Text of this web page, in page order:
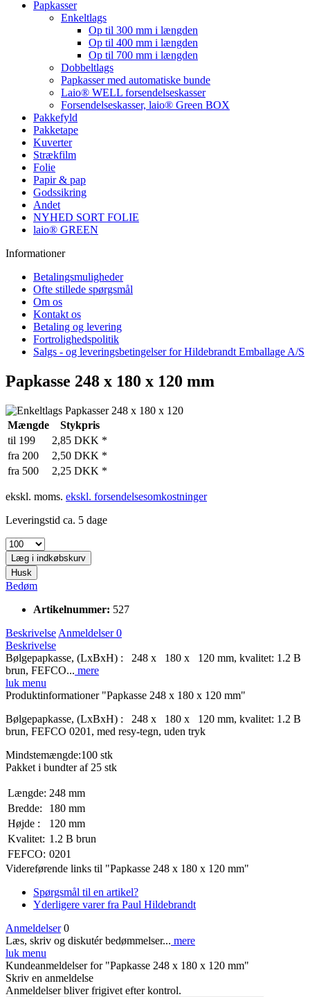
Papkasser
Enkeltlags
Op til 300 mm i længden
Op til 400 mm i længden
Op til 700 mm i længden
Dobbeltlags
Papkasser med automatiske bunde
Laio® WELL forsendelseskasser
Forsendelseskasser, laio® Green BOX
Pakkefyld
Pakketape
Kuverter
Strækfilm
Folie
Papir & pap
Godssikring
Andet
NYHED SORT FOLIE
laio® GREEN
Informationer
Betalingsmuligheder
Ofte stillede spørgsmål
Om os
Kontakt os
Betaling og levering
Fortrolighedspolitik
Salgs - og leveringsbetingelser for Hildebrandt Emballage A/S
Papkasse 248 x 180 x 120 mm
Mængde
Stykpris
til 199
2,85 DKK *
fra 200
2,50 DKK *
fra 500 2,25 DKK *
ekskl. moms. ekskl. forsendelsesomkostninger
Leveringstid ca. 5 dage
Læg i indkøbskurv
Husk
Bedøm
Artikelnummer: 527
Beskrivelse Anmeldelser0
Beskrivelse
Bølgepapkasse, (LxBxH) : 248 x 180 x 120 mm, kvalitet: 1.2 B
brun, FEFCO... mere
luk menu
Produktinformationer "Papkasse 248 x 180 x 120 mm"
Bølgepapkasse, (LxBxH) : 248 x 180 x 120 mm, kvalitet: 1.2 B
brun, FEFCO 0201, med resy-tegn, uden tryk
Mindstemængde:100 stk
Pakket i bundter af 25 stk
Længde: 248 mm
Bredde:
180 mm
Højde :
120 mm
Kvalitet: 1.2 B brun
FEFCO: 0201
Videreførende links til "Papkasse 248 x 180 x 120 mm"
Spørgsmål til en artikel?
Yderligere varer fra Paul Hildebrandt
Anmeldelser 0
Læs, skriv og diskutér bedømmelser... mere
luk menu
Kundeanmeldelser for "Papkasse 248 x 180 x 120 mm"
Skriv en anmeldelse
Anmeldelser bliver frigivet efter kontrol.